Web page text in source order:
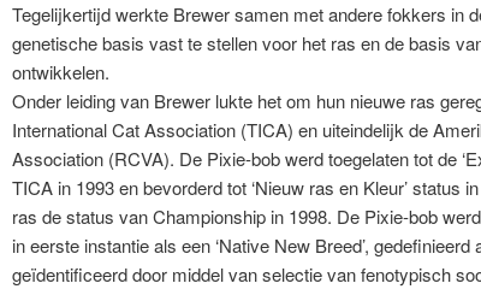
Tegelijkertijd werkte Brewer samen met andere fokkers in
genetische basis vast te stellen voor het ras en de basis
ontwikkelen.
Onder leiding van Brewer lukte het om hun nieuwe ras
International Cat Association (TICA) en uiteindelijk de
Association (RCVA). De Pixie-bob werd toegelaten tot de
TICA in 1993 en bevorderd tot ‘Nieuw ras en Kleur’ status
ras de status van Championship in 1998. De Pixie-bob
in eerste instantie als een ‘Native New Breed’, gedefinieerd
geïdentificeerd door middel van selectie van fenotypisch